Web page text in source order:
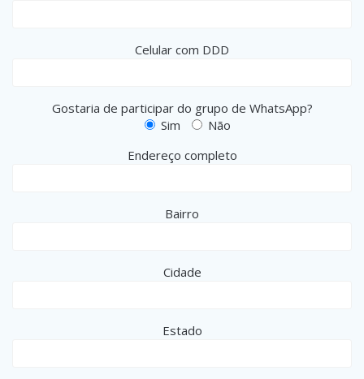
Celular com DDD
Gostaria de participar do grupo de WhatsApp?
Sim
Não
Endereço completo
Bairro
Cidade
Estado